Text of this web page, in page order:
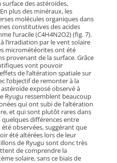
surface des astéroïdes,
plus des minéraux, les
molécules organiques dans
constitutives des acides
l’uracile (C4H4N2O2) (fig. 7).
l’irradiation par le vent solaire
micrométéorites ont été
provenant de la surface. Grâce
vont pouvoir
de l’altération spatiale sur
l’objectif de remonter à la
exposé observé à
Ryugu ressemblent beaucoup
qui ont subi de l’altération
et qui sont plutôt rares dans
différences entre
observées, suggérant que
été altérées lors de leur
de Ryugu sont donc très
de comprendre la
solaire, sans ce biais de